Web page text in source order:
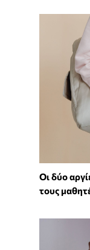
Οι δύο
τους